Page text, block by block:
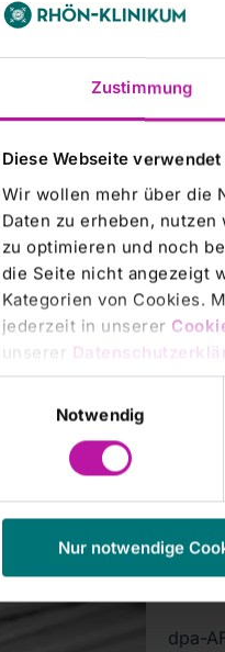
Zustimmung
Diese Webseite
Wir wollen mehr über die
Daten zu erheben,
zu optimieren und noch
die Seite nicht angezeigt
Kategorien von Cookies.
jederzeit in unserer
unserer
Notwendig
Nur notwendige
durch
dpa-
-------
dpa-